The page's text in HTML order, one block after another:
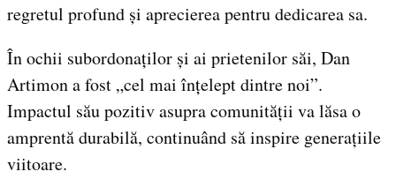
regretul profund și aprecierea pentru dedicarea sa.
În ochii subordonaților și ai prietenilor săi, Dan
Artimon a fost „cel mai înțelept dintre noi”.
Impactul său pozitiv asupra comunității va lăsa o
amprentă durabilă, continuând să inspire generațiile
viitoare.